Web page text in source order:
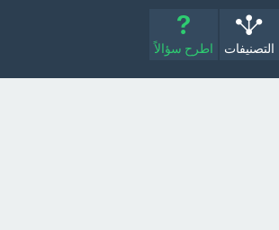
التصنيفات اطرح سؤالاً